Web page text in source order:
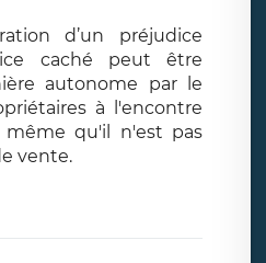
d’un préjudice
caché peut être
autonome par le
à l'encontre
qu'il n'est pas
vente.